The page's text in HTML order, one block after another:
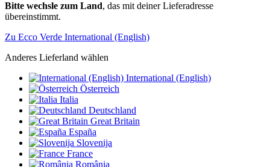
Bitte wechsle zum Land, das mit deiner Lieferadresse
übereinstimmt.
Zu Ecco Verde International (English)
Anderes Lieferland wählen
International (English)
Österreich
Italia
Deutschland
Great Britain
España
Slovenija
France
România